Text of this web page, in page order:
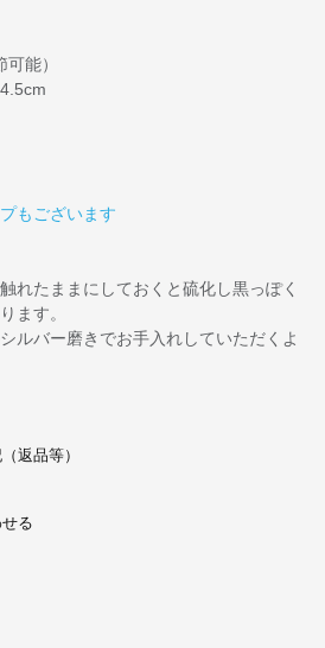
能）
もございます
れたままにしておくと硫化し黒っぽく
ます。
ルバー磨きでお手入れしていただくよ
返品等）
る